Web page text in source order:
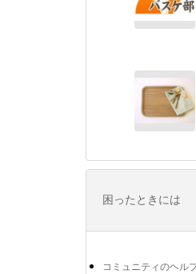
困ったときには
コミュニティのヘル